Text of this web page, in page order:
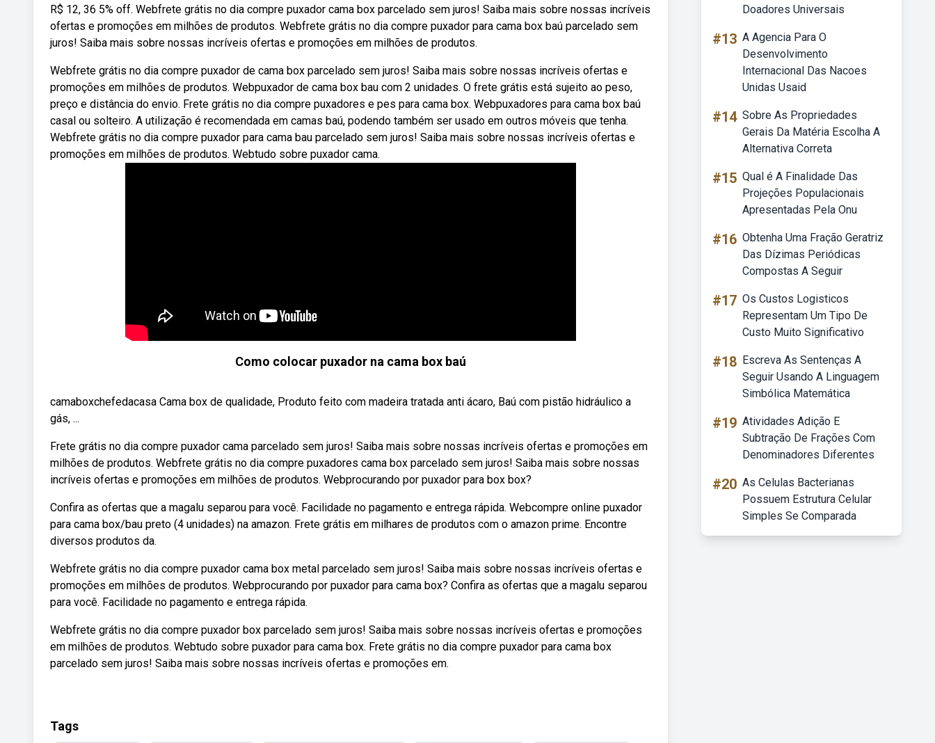
R$ 12, 36 5% off. Webfrete grátis no dia compre puxador cama box parcelado sem juros! Saiba mais sobre nossas incríveis
ofertas e promoções em milhões de produtos. Webfrete grátis no dia compre puxador para cama box baú parcelado sem
juros! Saiba mais sobre nossas incríveis ofertas e promoções em milhões de produtos.
Webfrete grátis no dia compre puxador de cama box parcelado sem juros! Saiba mais sobre nossas incríveis ofertas e
promoções em milhões de produtos. Webpuxador de cama box bau com 2 unidades. O frete grátis está sujeito ao peso,
preço e distância do envio. Frete grátis no dia compre puxadores e pes para cama box. Webpuxadores para cama box baú
casal ou solteiro. A utilização é recomendada em camas baú, podendo também ser usado em outros móveis que tenha.
Webfrete grátis no dia compre puxador para cama bau parcelado sem juros! Saiba mais sobre nossas incríveis ofertas e
promoções em milhões de produtos. Webtudo sobre puxador cama.
Como colocar puxador na cama box baú
camaboxchefedacasa Cama box de qualidade, Produto feito com madeira tratada anti ácaro, Baú com pistão hidráulico a
gás, ...
Frete grátis no dia compre puxador cama parcelado sem juros! Saiba mais sobre nossas incríveis ofertas e promoções em
milhões de produtos. Webfrete grátis no dia compre puxadores cama box parcelado sem juros! Saiba mais sobre nossas
incríveis ofertas e promoções em milhões de produtos. Webprocurando por puxador para box box?
Confira as ofertas que a magalu separou para você. Facilidade no pagamento e entrega rápida. Webcompre online puxador
para cama box/bau preto (4 unidades) na amazon. Frete grátis em milhares de produtos com o amazon prime. Encontre
diversos produtos da.
Webfrete grátis no dia compre puxador cama box metal parcelado sem juros! Saiba mais sobre nossas incríveis ofertas e
promoções em milhões de produtos. Webprocurando por puxador para cama box? Confira as ofertas que a magalu separou
para você. Facilidade no pagamento e entrega rápida.
Webfrete grátis no dia compre puxador box parcelado sem juros! Saiba mais sobre nossas incríveis ofertas e promoções
em milhões de produtos. Webtudo sobre puxador para cama box. Frete grátis no dia compre puxador para cama box
parcelado sem juros! Saiba mais sobre nossas incríveis ofertas e promoções em.
Tags
Doadores Universais
#13 A Agencia Para O
Desenvolvimento
Internacional Das Nacoes
Unidas Usaid
#14 Sobre As Propriedades
Gerais Da Matéria Escolha A
Alternativa Correta
#15 Qual é A Finalidade Das
Projeções Populacionais
Apresentadas Pela Onu
#16 Obtenha Uma Fração Geratriz
Das Dízimas Periódicas
Compostas A Seguir
#17 Os Custos Logisticos
Representam Um Tipo De
Custo Muito Significativo
#18 Escreva As Sentenças A
Seguir Usando A Linguagem
Simbólica Matemática
#19 Atividades Adição E
Subtração De Frações Com
Denominadores Diferentes
#20 As Celulas Bacterianas
Possuem Estrutura Celular
Simples Se Comparada